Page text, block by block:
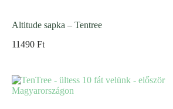
Altitude sapka – Tentree
11490 Ft